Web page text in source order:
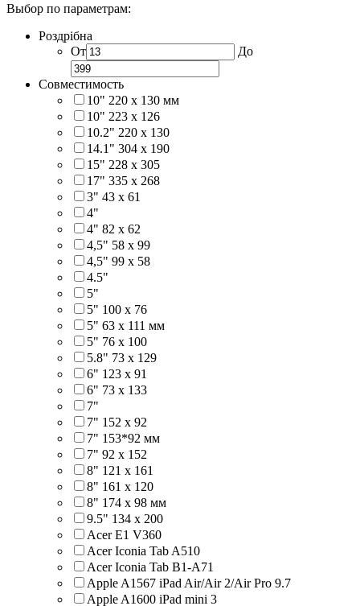
Выбор по параметрам:
Роздрібна
От
До
Совместимость
10" 220 x 130 мм
10" 223 x 126
10.2" 220 x 130
14.1" 304 х 190
15" 228 x 305
17" 335 х 268
3" 43 x 61
4"
4" 82 x 62
4,5" 58 х 99
4,5" 99 x 58
4.5"
5"
5" 100 x 76
5" 63 x 111 мм
5" 76 х 100
5.8" 73 x 129
6" 123 х 91
6" 73 х 133
7"
7" 152 x 92
7" 153*92 мм
7" 92 х 152
8" 121 х 161
8" 161 х 120
8" 174 x 98 мм
9.5" 134 x 200
Acer E1 V360
Acer Iconia Tab A510
Acer Iconia Tab B1-A71
Apple A1567 iPad Air/Air 2/Air Pro 9.7
Apple A1600 iPad mini 3